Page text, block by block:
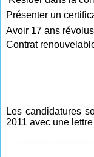
Présenter un
Avoir 17 ans
Contrat
Les candidatures
2011 avec une